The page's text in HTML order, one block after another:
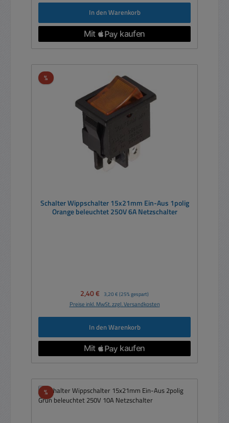
In den Warenkorb
%Rabatt
Schalter Wippschalter 15x21mm Ein-Aus 1polig
Orange beleuchtet 250V 6A Netzschalter
Verkaufspreis:
2,40 € Regulärer Preis:
3,20 € (25% gespart)
Preise inkl. MwSt. zzgl. Versandkosten
In den Warenkorb
%Rabatt